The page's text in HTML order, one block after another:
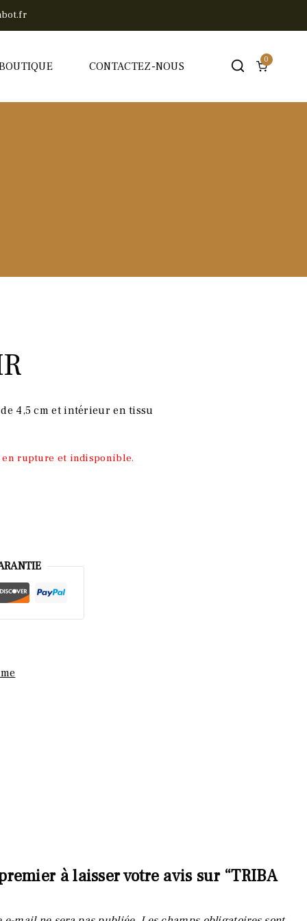
CONTACTEZ-NOUS
0
4,5 cm et intérieur en tissu
rupture et indisponible.
à laisser votre avis sur “TRIBA